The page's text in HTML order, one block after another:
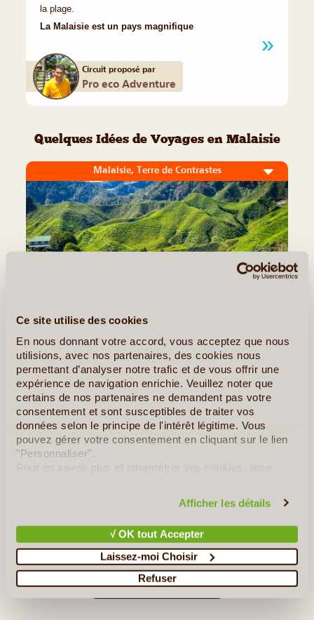
Ce site utilise des cookies
En nous donnant votre accord, vous acceptez que nous
utilisions, avec nos partenaires, des cookies nous
permettant d’analyser notre trafic et de vous offrir une
expérience de navigation enrichie. Veuillez noter que
certains de nos partenaires ne demandent pas votre
consentement et sont susceptibles de traiter vos
données selon le principe de l'intérêt légitime. Vous
pouvez gérer votre consentement en cliquant sur le lien
"Personnaliser".
Pour en savoir plus et paramétrer vos cookies, nous
Afficher les détails
√ OK tout Accepter
Laissez-moi Choisir
Refuser
la plage.
La Malaisie est un pays magnifique
Circuit proposé par
Pro eco Adventure
Quelques Idées de Voyages en Malaisie
Malaisie, Terre de Contrastes
11J/10N
De Kuala Lumpur, la capitale de la Malaisie, jusqu’aux célèbres
plantations de thé des Cameron Highland en passant par l’île
touristique, classée au patrimoine mondiale, de Penang avec sa
très belle capitale coloniale Georgetown, nous vous (...)
A la découverte de la Nature Sauvage de Bornéo
Tous les circuits en Malaisie»